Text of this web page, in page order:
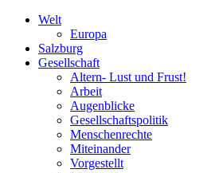
Welt
Europa
Salzburg
Gesellschaft
Altern- Lust und Frust!
Arbeit
Augenblicke
Gesellschaftspolitik
Menschenrechte
Miteinander
Vorgestellt